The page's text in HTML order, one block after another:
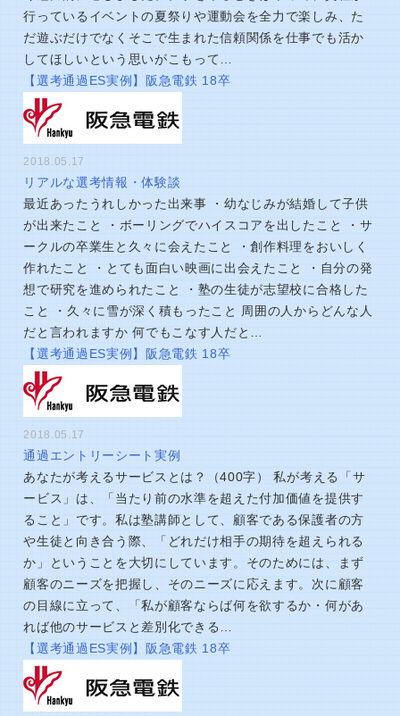
行っているイベントの夏祭りや運動会を全力で楽しみ、た
だ遊ぶだけでなくそこで生まれた信頼関係を仕事でも活か
してほしいという思いがこもって…
【選考通過ES実例】阪急電鉄 18卒
2018.05.17
リアルな選考情報・体験談
最近あったうれしかった出来事 ・幼なじみが結婚して子供
が出来たこと ・ボーリングでハイスコアを出したこと ・サ
ークルの卒業生と久々に会えたこと ・創作料理をおいしく
作れたこと ・とても面白い映画に出会えたこと ・自分の発
想で研究を進められたこと ・塾の生徒が志望校に合格した
こと ・久々に雪が深く積もったこと 周囲の人からどんな人
だと言われますか 何でもこなす人だと…
【選考通過ES実例】阪急電鉄 18卒
2018.05.17
通過エントリーシート実例
あなたが考えるサービスとは？（400字） 私が考える「サ
ービス」は、「当たり前の水準を超えた付加価値を提供す
ること」です。私は塾講師として、顧客である保護者の方
や生徒と向き合う際、「どれだけ相手の期待を超えられる
か」ということを大切にしています。そのためには、まず
顧客のニーズを把握し、そのニーズに応えます。次に顧客
の目線に立って、「私が顧客ならば何を欲するか・何があ
れば他のサービスと差別化できる…
【選考通過ES実例】阪急電鉄 18卒